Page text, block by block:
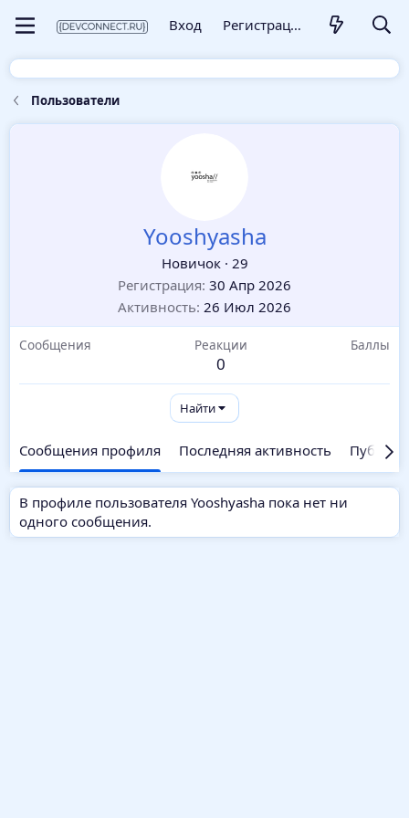
Вход Регистрация
Пользователи
Yooshyasha
Новичок · 29
Регистрация 30 Апр 2026
Активность 26 Июл 2026
Сообщения Реакции
0
Баллы
Найти
Сообщения профиля Последняя активность
В профиле пользователя Yooshyasha пока нет ни
одного сообщения.